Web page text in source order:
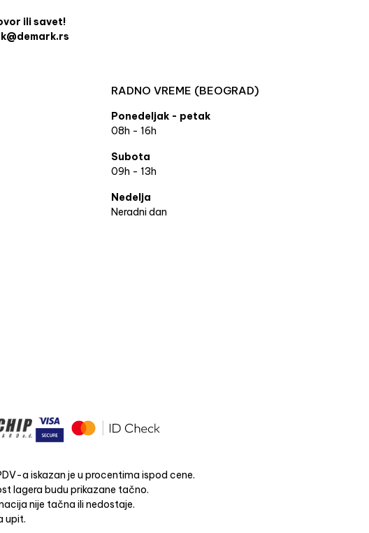
ili savet!
RADNO VREME (BEOGRAD)
Ponedeljak - petak
08h - 16h
Subota
09h - 13h
Nedelja
Neradni dan
a iskazan je u procentima ispod cene.
lagera budu prikazane tačno.
nije tačna ili nedostaje.
upit.